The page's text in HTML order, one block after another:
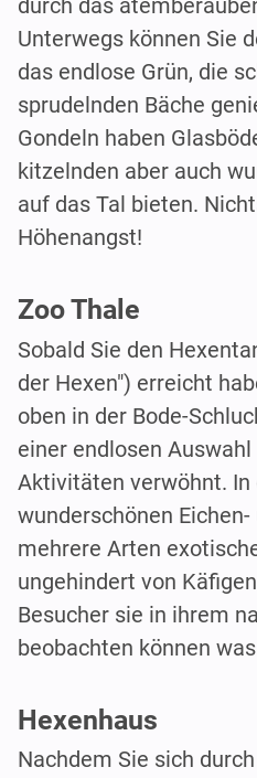
Unterwegs können Sie
das endlose Grün, die
sprudelnden Bäche
Gondeln haben
kitzelnden aber auch
auf das Tal bieten.
Höhenangst!
Zoo Thale
Sobald Sie den
der Hexen") erreicht
oben in der Bode-
einer endlosen
Aktivitäten verwöhnt. In
wunderschönen
mehrere Arten
ungehindert von
Besucher sie in ihrem
beobachten können
Hexenhaus
Nachdem Sie sich